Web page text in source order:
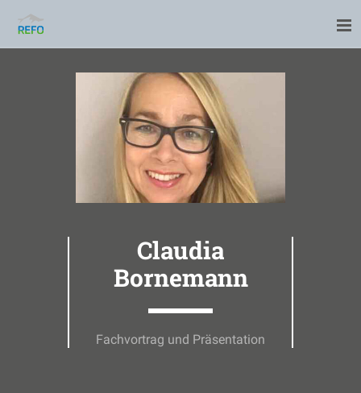
Claudia
Bornemann
Fachvortrag und Präsentation